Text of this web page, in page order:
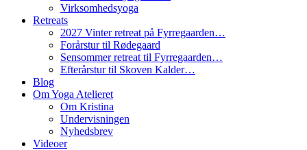
Virksomhedsyoga
Retreats
2027 Vinter retreat på Fyrregaarden…
Forårstur til Rødegaard
Sensommer retreat til Fyrregaarden…
Efterårstur til Skoven Kalder…
Blog
Om Yoga Atelieret
Om Kristina
Undervisningen
Nyhedsbrev
Videoer